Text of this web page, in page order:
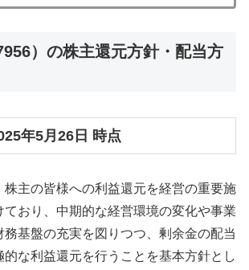
）の株主還元方針・配当方
年5月26日 時点
株主の皆様への利益還元を経営の重要施
ており、中期的な経営環境の変化や事業
基盤の充実を図りつつ、剰余金の配当
的な利益還元を行うことを基本方針とし